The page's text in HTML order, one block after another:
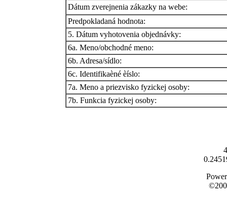
Dátum zverejnenia zákazky na webe:
Predpokladaná hodnota:
5. Dátum vyhotovenia objednávky:
6a. Meno/obchodné meno:
6b. Adresa/sídlo:
6c. Identifikaèné èíslo:
7a. Meno a priezvisko fyzickej osoby:
7b. Funkcia fyzickej osoby: